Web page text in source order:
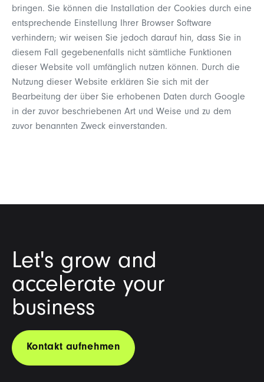
bringen. Sie können die Installation der Cookies durch eine
entsprechende Einstellung Ihrer Browser Software
verhindern; wir weisen Sie jedoch darauf hin, dass Sie in
diesem Fall gegebenenfalls nicht sämtliche Funktionen
dieser Website voll umfänglich nutzen können. Durch die
Nutzung dieser Website erklären Sie sich mit der
Bearbeitung der über Sie erhobenen Daten durch Google
in der zuvor beschriebenen Art und Weise und zu dem
zuvor benannten Zweck einverstanden.
Let's grow and
accelerate your
business
Kontakt aufnehmen